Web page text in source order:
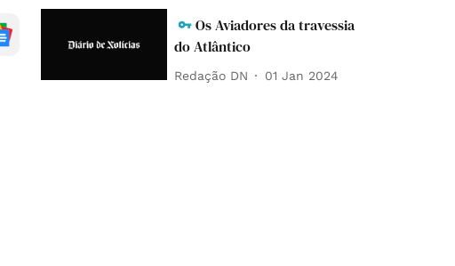
Os Aviadores da travessia
do Atlântico
Redação DN 01 Jan 2024